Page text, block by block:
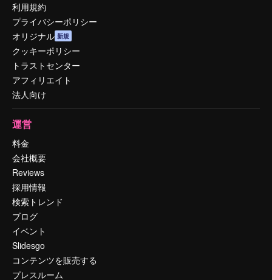
利用規約
プライバシーポリシー
オリジナル 新規
クッキーポリシー
トラストセンター
アフィリエイト
法人向け
運営
料金
会社概要
Reviews
採用情報
検索トレンド
ブログ
イベント
Slidesgo
コンテンツを販売する
プレスルーム